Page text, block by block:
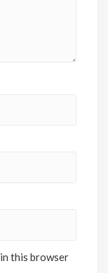
in this browser